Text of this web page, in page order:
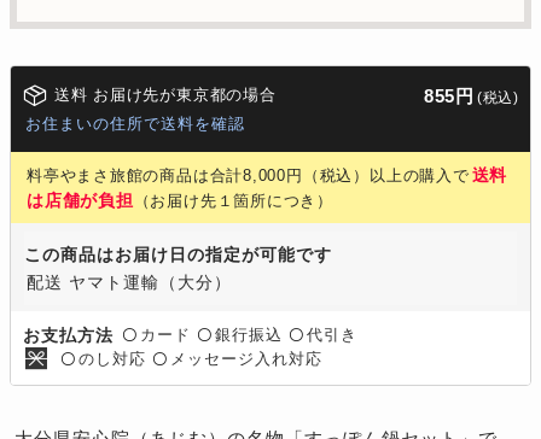
送料 お届け先が東京都の場合 855円 (税込)
お住まいの住所で送料を確認
料亭やまさ旅館の商品は合計8,000円（税込）以上の購入で 送料
は店舗が負担
（お届け先１箇所につき）
この商品はお届け日の指定が可能です
配送 ヤマト運輸（大分）
お支払方法 〇 カード 〇 銀行振込 〇 代引き
〇 のし対応 〇 メッセージ入れ対応